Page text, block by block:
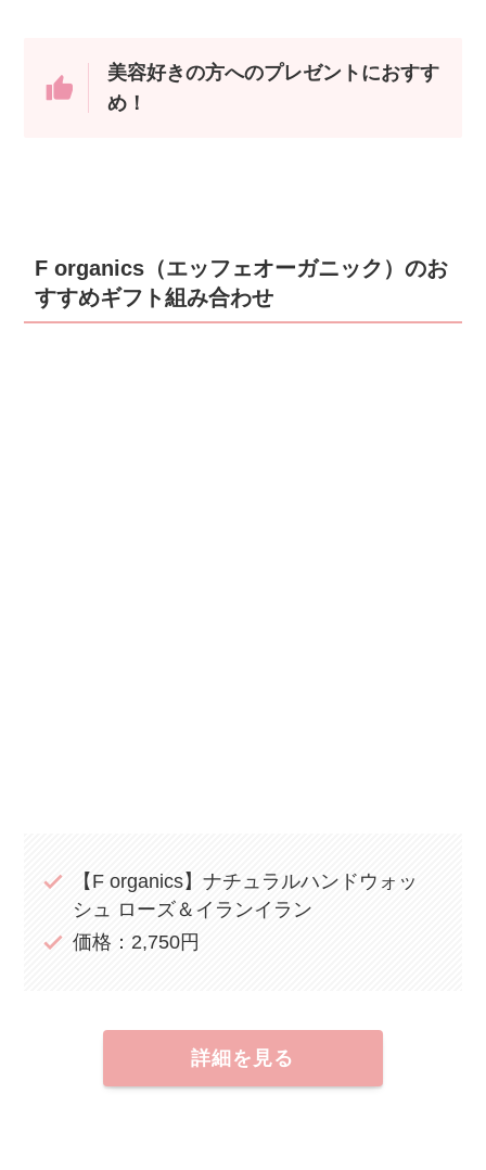
美容好きの方へのプレゼントにおすす
め！
F organics（エッフェオーガニック）のお
すすめギフト組み合わせ
【F organics】ナチュラルハンドウォッ
シュ ローズ＆イランイラン
価格：2,750円
詳細を見る